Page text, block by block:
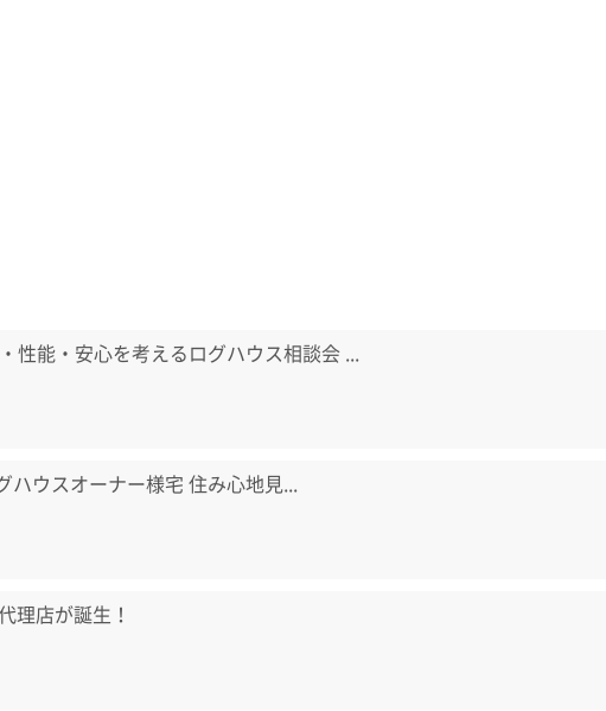
性能・安心を考えるログハウス相談会 ...
ハウスオーナー様宅 住み心地見...
理店が誕生！